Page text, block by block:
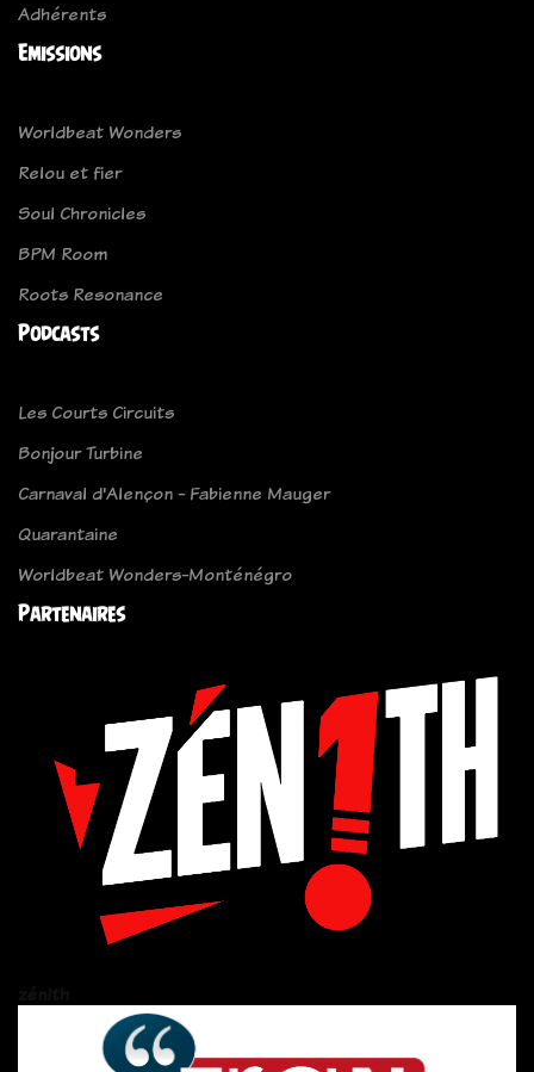
Adhérents
Emissions
Worldbeat Wonders
Relou et fier
Soul Chronicles
BPM Room
Roots Resonance
Podcasts
Les Courts Circuits
Bonjour Turbine
Carnaval d'Alençon - Fabienne Mauger
Quarantaine
Worldbeat Wonders-Monténégro
Partenaires